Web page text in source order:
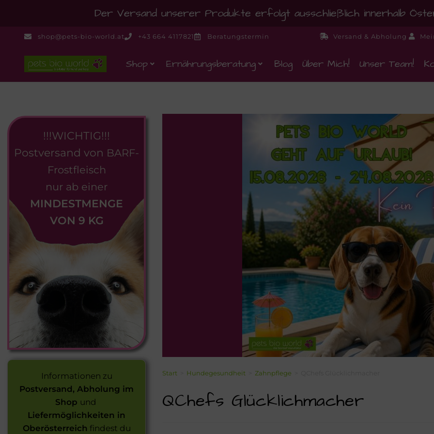
Der Versand unserer Produkte erfolgt ausschließlich innerhalb
shop@pets-bio-world.at +43 664 4117821 Beratungstermin Versand & Abholung
Shop Ernährungsberatung Blog Über Mich! Unser Team!
!!!WICHTIG!!!
Postversand von BARF-
Frostfleisch
nur ab einer
MINDESTMENGE
VON 9 KG
Informationen zu
Postversand, Abholung im
Shop und
Liefermöglichkeiten in
Oberösterreich findest du
Start Hundegesundheit Zahnpflege
QChefs Glücklichmacher